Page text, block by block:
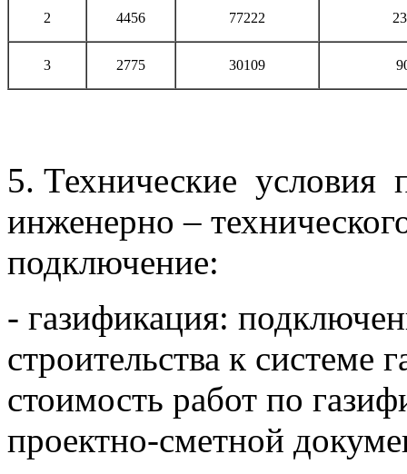
2 4456 77222
3 2775 30109
5. Технические условия
инженерно –
подключение:
- газификация:
строительства к системе
стоимость работ по
проектно-сметной